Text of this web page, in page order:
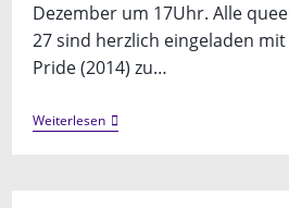
Dezember um 17Uhr. Alle
27 sind herzlich eingeladen
Pride (2014) zu…
WeiterlesenQueere
Movie